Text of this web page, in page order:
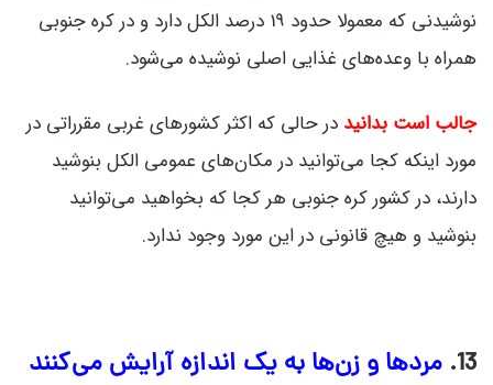
نوشیدنی که معمولا حدود 19 درصد الکل دارد و در کره جنوبی
همراه با وعده‌های غذایی اصلی نوشیده می‌شود.
جالب است بدانید در حالی که اکثر کشورهای غربی مقرراتی در
مورد اینکه کجا می‌توانید در مکان‌های عمومی الکل بنوشید
دارند، در کشور کره جنوبی هر کجا که بخواهید می‌توانید
بنوشید و هیچ قانونی در این مورد وجود ندارد.
13. مردها و زن‌ها به یک اندازه آرایش می‌کنند